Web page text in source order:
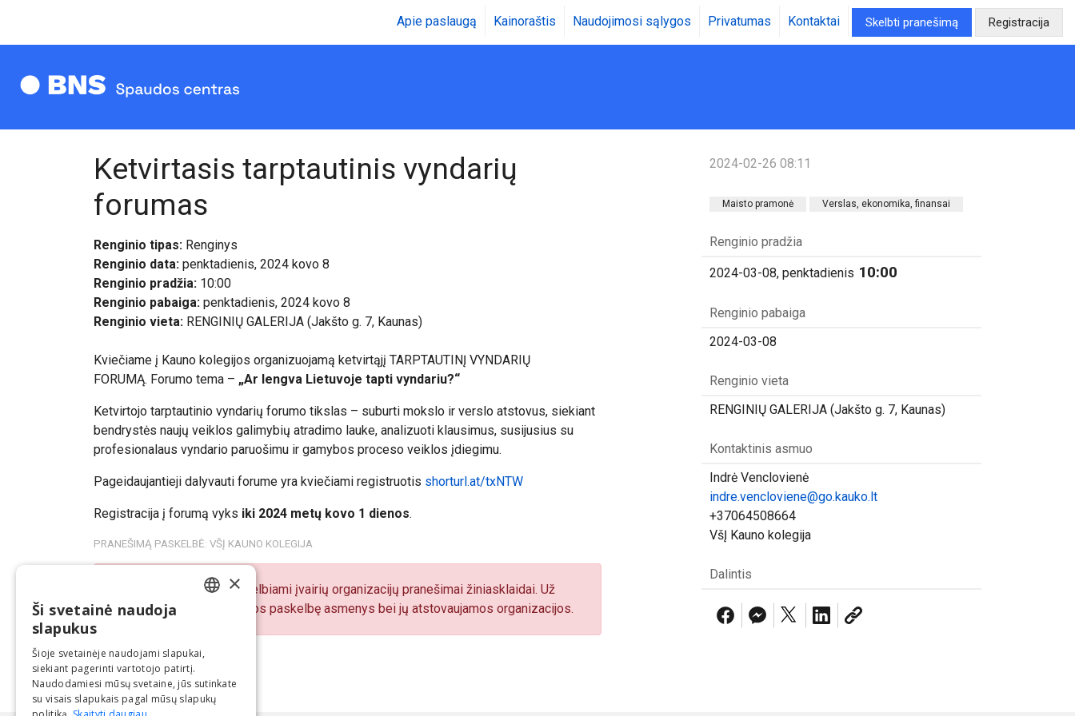
Apie paslaugą Kainoraštis Naudojimosi sąlygos Privatumas Kontaktai Skelbti pranešimą Registracija
Ketvirtasis tarptautinis vyndarių
forumas
Renginio tipas: Renginys
Renginio data: penktadienis, 2024 kovo 8
Renginio pradžia: 10:00
Renginio pabaiga: penktadienis, 2024 kovo 8
Renginio vieta: RENGINIŲ GALERIJA (Jakšto g. 7, Kaunas)
Kviečiame į Kauno kolegijos organizuojamą ketvirtąjį TARPTAUTINĮ VYNDARIŲ
FORUMĄ. Forumo tema – „Ar lengva Lietuvoje tapti vyndariu?“
Ketvirtojo tarptautinio vyndarių forumo tikslas – suburti mokslo ir verslo atstovus, siekiant
bendrystės naujų veiklos galimybių atradimo lauke, analizuoti klausimus, susijusius su
profesionalaus vyndario paruošimu ir gamybos proceso veiklos įdiegimu.
Pageidaujantieji dalyvauti forume yra kviečiami registruotis shorturl.at/txNTW
Registracija į forumą vyks iki 2024 metų kovo 1 dienos.
PRANEŠIMĄ PASKELBĖ: VŠĮ KAUNO KOLEGIJA
„BNS Spaudos centre“ skelbiami įvairių organizacijų pranešimai žiniasklaidai. Už
pranešimų turinį atsako juos paskelbę asmenys bei jų atstovaujamos organizacijos.
2024-02-26 08:11
Maisto pramonė Verslas, ekonomika, finansai
Renginio pradžia
2024-03-08, penktadienis 10:00
Renginio pabaiga
2024-03-08
Renginio vieta
RENGINIŲ GALERIJA (Jakšto g. 7, Kaunas)
Kontaktinis asmuo
Indrė Venclovienė
indre.vencloviene@go.kauko.lt
+37064508664
VšĮ Kauno kolegija
Dalintis
×
Ši svetainė naudoja
slapukus
Šioje svetainėje naudojami slapukai,
siekiant pagerinti vartotojo patirtį.
Naudodamiesi mūsų svetaine, jūs sutinkate
su visais slapukais pagal mūsų slapukų